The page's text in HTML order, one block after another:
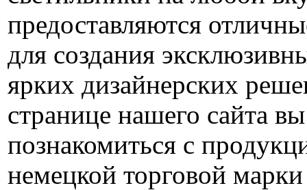
предоставляются
для создания
ярких дизайнерских
странице нашего сайта
познакомиться с
немецкой торговой марки